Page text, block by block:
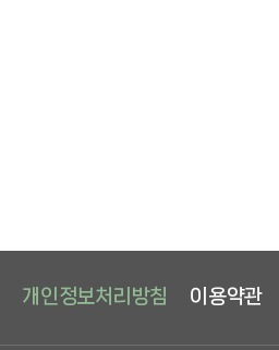
개인정보처리방침 이용약관